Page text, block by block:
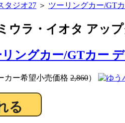
タジオ27 ＞ ツーリングカー/GT
ウラ・イオタ アッ
ングカー/GTカー
カー希望小売価格 2,860）